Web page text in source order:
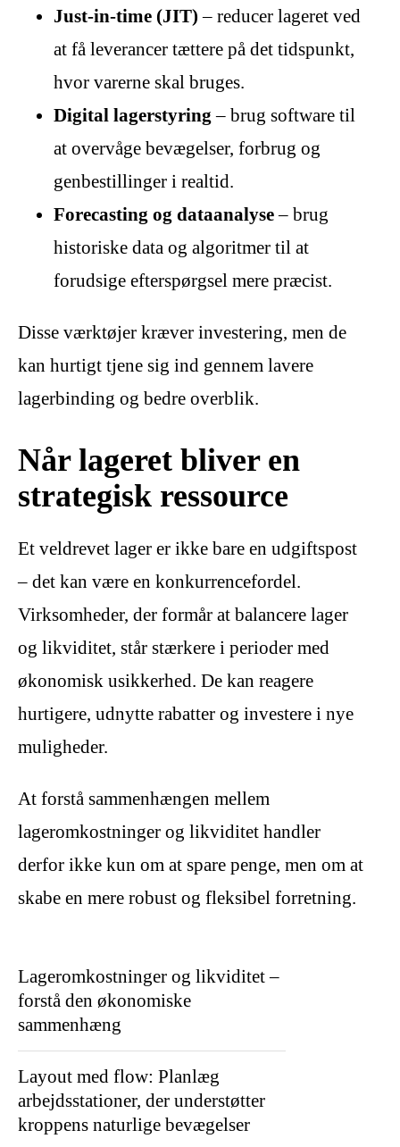
Just-in-time (JIT) – reducer lageret ved
at få leverancer tættere på det tidspunkt,
hvor varerne skal bruges.
Digital lagerstyring – brug software til
at overvåge bevægelser, forbrug og
genbestillinger i realtid.
Forecasting og dataanalyse– brug
historiske data og algoritmer til at
forudsige efterspørgsel mere præcist.
Disse værktøjer kræver investering, men de
kan hurtigt tjene sig ind gennem lavere
lagerbinding og bedre overblik.
Når lageret bliver en
strategisk ressource
Et veldrevet lager er ikke bare en udgiftspost
– det kan være en konkurrencefordel.
Virksomheder, der formår at balancere lager
og likviditet, står stærkere i perioder med
økonomisk usikkerhed. De kan reagere
hurtigere, udnytte rabatter og investere i nye
muligheder.
At forstå sammenhængen mellem
lageromkostninger og likviditet handler
derfor ikke kun om at spare penge, men om at
skabe en mere robust og fleksibel forretning.
Lageromkostninger og likviditet –
forstå den økonomiske
sammenhæng
Layout med flow: Planlæg
arbejdsstationer, der understøtter
kroppens naturlige bevægelser